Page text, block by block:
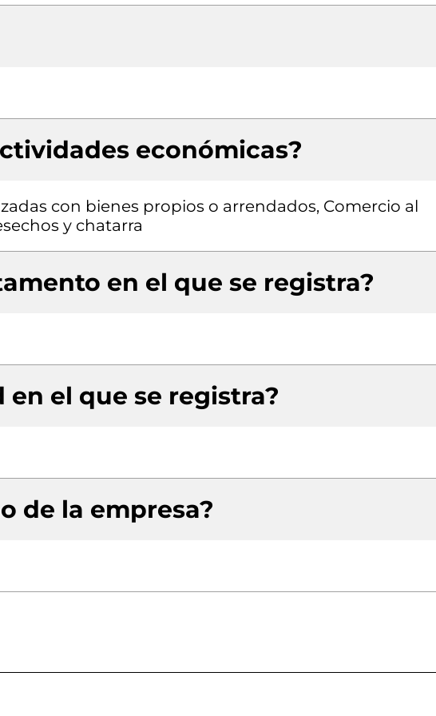
económicas?
con bienes propios o arrendados, Comercio al
y chatarra
en el que se registra?
en el que se registra?
de la empresa?